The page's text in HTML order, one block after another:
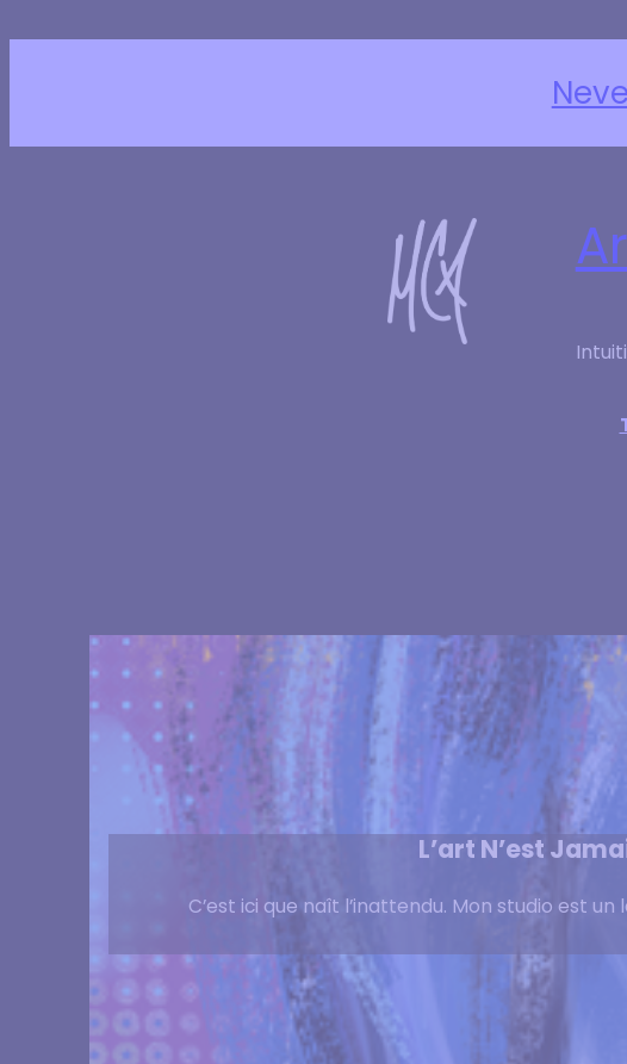
L’art N’est
C’est ici que naît l’inattendu. Mon studio est